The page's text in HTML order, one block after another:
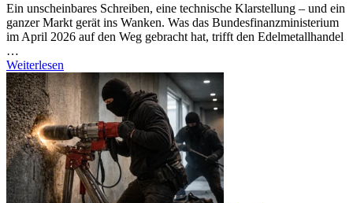
Ein unscheinbares Schreiben, eine technische Klarstellung – und ein
ganzer Markt gerät ins Wanken. Was das Bundesfinanzministerium
im April 2026 auf den Weg gebracht hat, trifft den Edelmetallhandel
…
Weiterlesen